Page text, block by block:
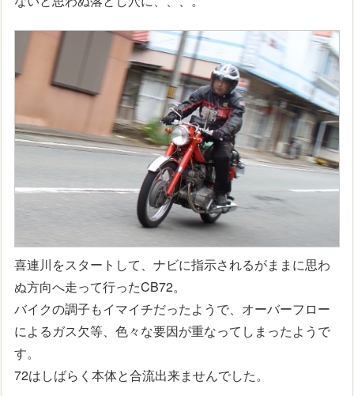
喜連川をスタートして、ナビに指示されるがままに思わ
ぬ方向へ走って行ったCB72。
バイクの調子もイマイチだったようで、オーバーフロー
によるガス欠等、色々な要因が重なってしまったようで
す。
72はしばらく本体と合流出来ませんでした。